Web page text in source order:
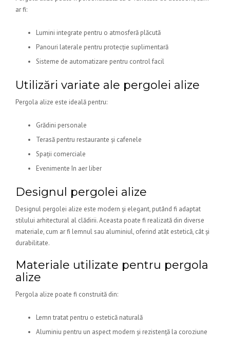
ar fi:
Lumini integrate pentru o atmosferă plăcută
Panouri laterale pentru protecție suplimentară
Sisteme de automatizare pentru control facil
Utilizări variate ale pergolei alize
Pergola alize este ideală pentru:
Grădini personale
Terasă pentru restaurante și cafenele
Spații comerciale
Evenimente în aer liber
Designul pergolei alize
Designul pergolei alize este modern și elegant, putând fi adaptat
stilului arhitectural al clădirii. Aceasta poate fi realizată din diverse
materiale, cum ar fi lemnul sau aluminiul, oferind atât estetică, cât și
durabilitate.
Materiale utilizate pentru pergola
alize
Pergola alize poate fi construită din:
Lemn tratat pentru o estetică naturală
Aluminiu pentru un aspect modern și rezistență la coroziune